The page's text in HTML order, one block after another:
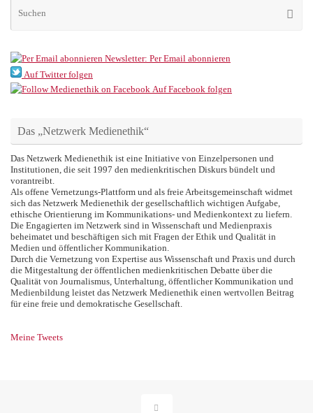
Newsletter: Per Email abonnieren
Auf Twitter folgen
Auf Facebook folgen
Das „Netzwerk Medienethik“
Das Netzwerk Medienethik ist eine Initiative von Einzelpersonen und
Institutionen, die seit 1997 den medienkritischen Diskurs bündelt und
vorantreibt.
Als offene Vernetzungs-Plattform und als freie Arbeitsgemeinschaft widmet
sich das Netzwerk Medienethik der gesellschaftlich wichtigen Aufgabe,
ethische Orientierung im Kommunikations- und Medienkontext zu liefern.
Die Engagierten im Netzwerk sind in Wissenschaft und Medienpraxis
beheimatet und beschäftigen sich mit Fragen der Ethik und Qualität in
Medien und öffentlicher Kommunikation.
Durch die Vernetzung von Expertise aus Wissenschaft und Praxis und durch
die Mitgestaltung der öffentlichen medienkritischen Debatte über die
Qualität von Journalismus, Unterhaltung, öffentlicher Kommunikation und
Medienbildung leistet das Netzwerk Medienethik einen wertvollen Beitrag
für eine freie und demokratische Gesellschaft.
Meine Tweets